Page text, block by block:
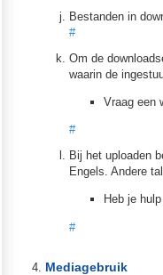
Bestanden in
#
Om de
waarin de
Vraag een
#
Bij het uploaden
Engels. Andere
Heb je
#
Mediagebruik